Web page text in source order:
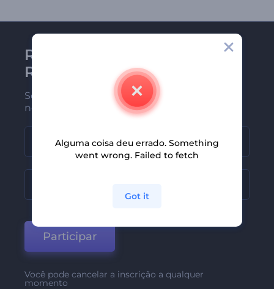
Receba a newsletter da
Renderforest
Seja um dos primeiros a receber
nossas últimas novidades e ofertas
Participar
Você pode cancelar a inscrição a qualquer
momento
Alguma coisa deu errado. Something
went wrong. Failed to fetch
Got it